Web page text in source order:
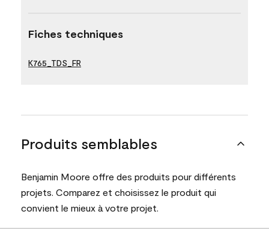
Fiches techniques
K765_TDS_FR
Produits semblables
Benjamin Moore offre des produits pour différents
projets. Comparez et choisissez le produit qui
convient le mieux à votre projet.